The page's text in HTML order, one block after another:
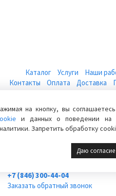
Каталог
Услуги Наши
Контакты
Оплата Доставка
Холодильное
Холодильные камеры для
Вентиляция
Погреба
+7 (846) 300-44-04
Заказать обратный звонок
на кнопку, вы
и данных о поведении на
Запретить обработку
Даю согласие